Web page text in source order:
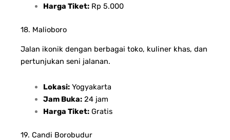
Harga Tiket:Rp 5.000
18. Malioboro
Jalan ikonik dengan berbagai toko, kuliner khas, dan
pertunjukan seni jalanan.
Lokasi:Yogyakarta
Jam Buka:24 jam
Harga Tiket:Gratis
19. Candi Borobudur